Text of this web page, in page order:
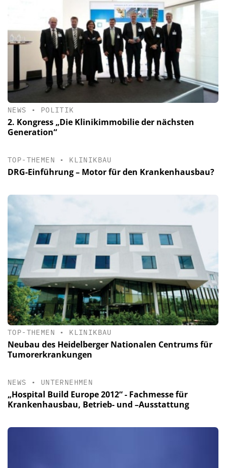
NEWS • POLITIK
2. Kongress „Die Klinikimmobilie der nächsten
Generation“
TOP-THEMEN • KLINIKBAU
DRG-Einführung – Motor für den Krankenhausbau?
TOP-THEMEN • KLINIKBAU
Neubau des Heidelberger Nationalen Centrums für
Tumorerkrankungen
NEWS • UNTERNEHMEN
„Hospital Build Europe 2012“ - Fachmesse für
Krankenhausbau, Betrieb- und –Ausstattung